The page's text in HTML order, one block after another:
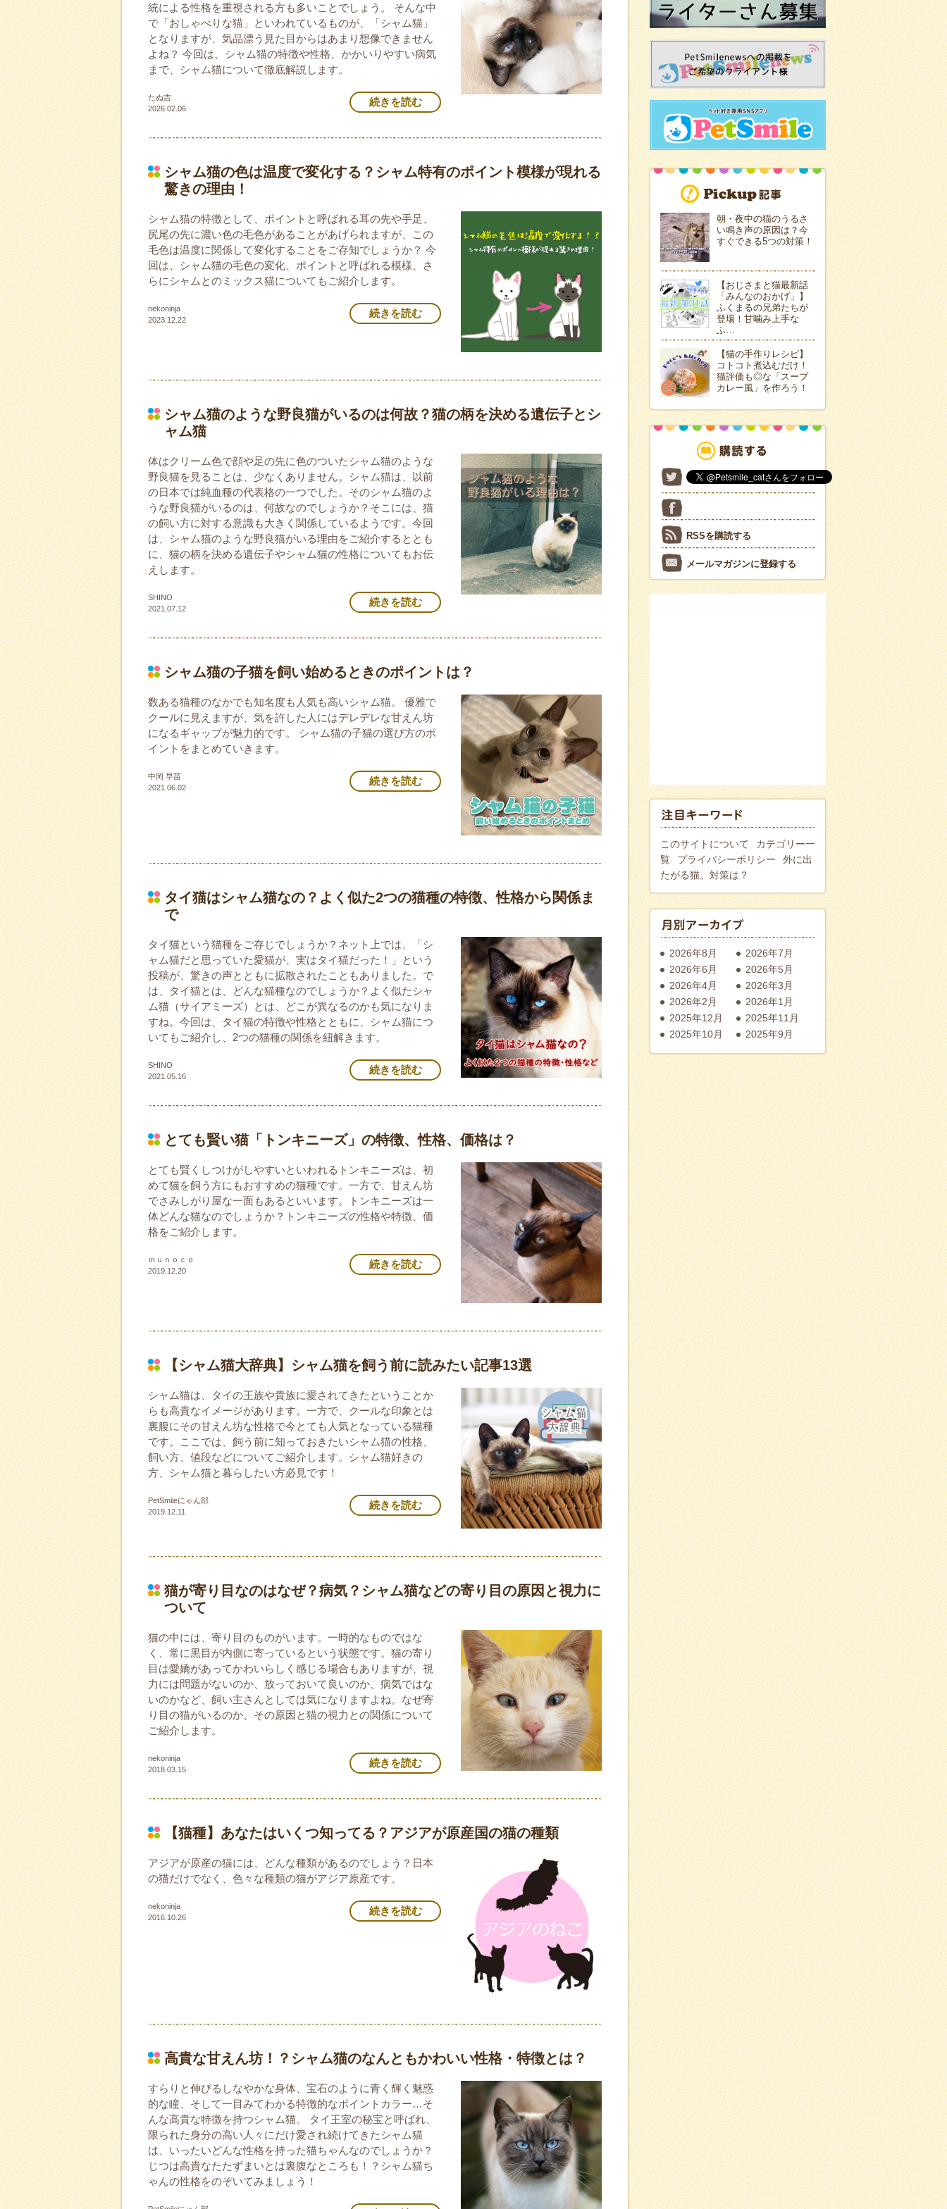
統による性格を重視される方も多いことでしょう。 そんな中
で「おしゃべりな猫」といわれているものが、「シャム猫」
となりますが、気品漂う見た目からはあまり想像できません
よね？ 今回は、シャム猫の特徴や性格、かかいりやすい病気
まで、シャム猫について徹底解説します。
続きを読む
たぬ吉
2026.02.06
シャム猫の色は温度で変化する？シャム特有のポイント模様が現れる
驚きの理由！
シャム猫の特徴として、ポイントと呼ばれる耳の先や手足、
尻尾の先に濃い色の毛色があることがあげられますが、この
毛色は温度に関係して変化することをご存知でしょうか？ 今
回は、シャム猫の毛色の変化、ポイントと呼ばれる模様、さ
らにシャムとのミックス猫についてもご紹介します。
続きを読む
nekoninja
2023.12.22
シャム猫のような野良猫がいるのは何故？猫の柄を決める遺伝子とシ
ャム猫
体はクリーム色で顔や足の先に色のついたシャム猫のような
野良猫を見ることは、少なくありません。シャム猫は、以前
の日本では純血種の代表格の一つでした。そのシャム猫のよ
うな野良猫がいるのは、何故なのでしょうか？そこには、猫
の飼い方に対する意識も大きく関係しているようです。今回
は、シャム猫のような野良猫がいる理由をご紹介するととも
に、猫の柄を決める遺伝子やシャム猫の性格についてもお伝
えします。
続きを読む
SHINO
2021.07.12
シャム猫の子猫を飼い始めるときのポイントは？
数ある猫種のなかでも知名度も人気も高いシャム猫。 優雅で
クールに見えますが、気を許した人にはデレデレな甘えん坊
になるギャップが魅力的です。 シャム猫の子猫の選び方のポ
イントをまとめていきます。
続きを読む
中岡 早苗
2021.06.02
タイ猫はシャム猫なの？よく似た2つの猫種の特徴、性格から関係ま
で
タイ猫という猫種をご存じでしょうか？ネット上では、「シ
ャム猫だと思っていた愛猫が、実はタイ猫だった！」という
投稿が、驚きの声とともに拡散されたこともありました。で
は、タイ猫とは、どんな猫種なのでしょうか？よく似たシャ
ム猫（サイアミーズ）とは、どこが異なるのかも気になりま
すね。今回は、タイ猫の特徴や性格とともに、シャム猫につ
いてもご紹介し、2つの猫種の関係を紐解きます。
続きを読む
SHINO
2021.05.16
とても賢い猫「トンキニーズ」の特徴、性格、価格は？
とても賢くしつけがしやすいといわれるトンキニーズは、初
めて猫を飼う方にもおすすめの猫種です。一方で、甘えん坊
でさみしがり屋な一面もあるといいます。トンキニーズは一
体どんな猫なのでしょうか？トンキニーズの性格や特徴、価
格をご紹介します。
続きを読む
ｍｕｎｏｃｏ
2019.12.20
【シャム猫大辞典】シャム猫を飼う前に読みたい記事13選
シャム猫は、タイの王族や貴族に愛されてきたということか
らも高貴なイメージがあります。一方で、クールな印象とは
裏腹にその甘えん坊な性格で今とても人気となっている猫種
です。ここでは、飼う前に知っておきたいシャム猫の性格、
飼い方、値段などについてご紹介します。シャム猫好きの
方、シャム猫と暮らしたい方必見です！
続きを読む
PetSmileにゃん部
2019.12.11
猫が寄り目なのはなぜ？病気？シャム猫などの寄り目の原因と視力に
ついて
猫の中には、寄り目のものがいます。一時的なものではな
く、常に黒目が内側に寄っているという状態です。猫の寄り
目は愛嬌があってかわいらしく感じる場合もありますが、視
力には問題がないのか、放っておいて良いのか、病気ではな
いのかなど、飼い主さんとしては気になりますよね。なぜ寄
り目の猫がいるのか、その原因と猫の視力との関係について
ご紹介します。
続きを読む
nekoninja
2018.03.15
【猫種】あなたはいくつ知ってる？アジアが原産国の猫の種類
アジアが原産の猫には、どんな種類があるのでしょう？日本
の猫だけでなく、色々な種類の猫がアジア原産です。
続きを読む
nekoninja
2016.10.26
高貴な甘えん坊！？シャム猫のなんともかわいい性格・特徴とは？
すらりと伸びるしなやかな身体、宝石のように青く輝く魅惑
的な瞳、そして一目みてわかる特徴的なポイントカラー…そ
んな高貴な特徴を持つシャム猫。 タイ王室の秘宝と呼ばれ、
限られた身分の高い人々にだけ愛され続けてきたシャム猫
は、いったいどんな性格を持った猫ちゃんなのでしょうか？
じつは高貴なたたずまいとは裏腹なところも！？シャム猫ち
ゃんの性格をのぞいてみましょう！
朝・夜中の猫のうるさ
い鳴き声の原因は？今
すぐできる5つの対策！
【おじさまと猫最新話
「みんなのおかげ」】
ふくまるの兄弟たちが
登場！甘噛み上手な
ふ…
【猫の手作りレシピ】
コトコト煮込むだけ！
猫評価も◎な「スープ
カレー風」を作ろう！
RSSを購読する
メールマガジンに登録する
このサイトについて
カテゴリー一
覧
プライバシーポリシー
外に出
たがる猫。対策は？
2026年8月
2026年7月
2026年6月
2026年5月
2026年4月
2026年3月
2026年2月
2026年1月
2025年12月
2025年11月
2025年10月
2025年9月